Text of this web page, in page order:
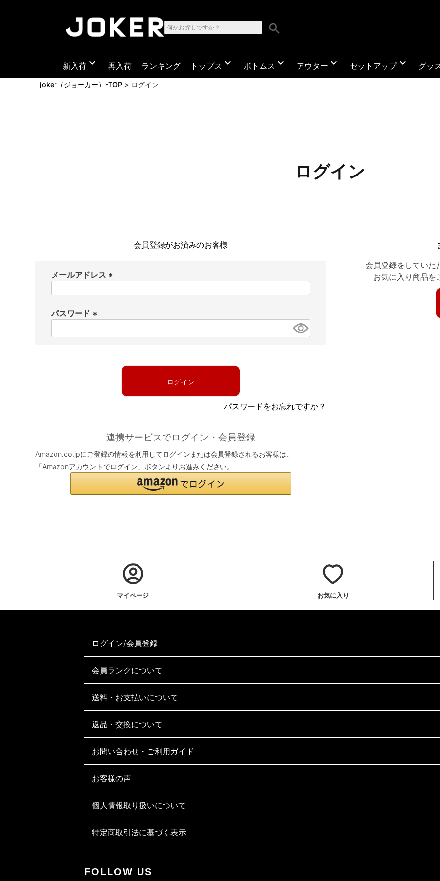
search
新入荷 expand_more 再入荷 ランキング トップス expand_more ボトムス expand_more アウター expand_more セットアップexpand_more グッ
joker（ジョーカー）-TOP ログイン
ログイン
会員登録がお済みのお客様
メールアドレス
パスワード
必
ログイン
パスワードをお忘れですか？
連携サービスでログイン・会員登録
Amazon.co.jpにご登録の情報を利用してログインまたは会員登録されるお客様は、
「Amazonアカウントでログイン」ボタンよりお進みください。
会員登録をしていた
お気に入り商品を
マイページ お気に入り
ログイン/会員登録
会員ランクについて
送料・お支払いについて
返品・交換について
お問い合わせ・ご利用ガイド
お客様の声
個人情報取り扱いについて
特定商取引法に基づく表示
FOLLOW US